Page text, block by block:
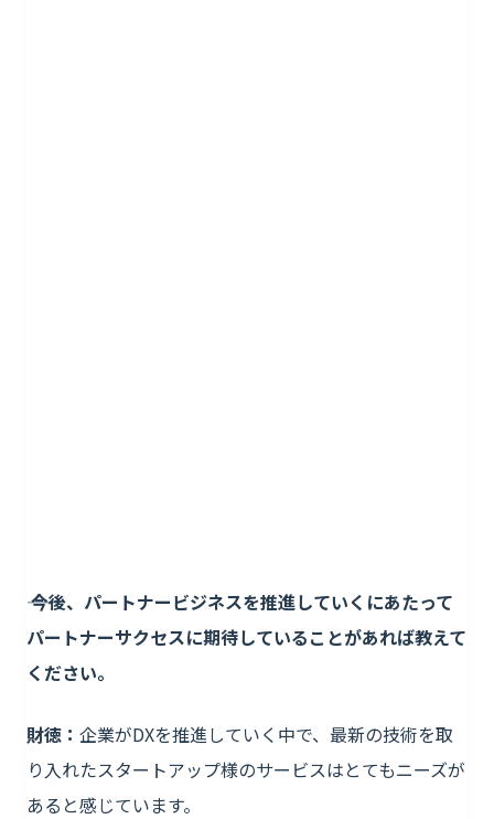
―― 今後、パートナービジネスを推進していくにあたって
パートナーサクセスに期待していることがあれば教えて
ください。
財徳： 企業がDXを推進していく中で、最新の技術を取
り入れたスタートアップ様のサービスはとてもニーズが
あると感じています。